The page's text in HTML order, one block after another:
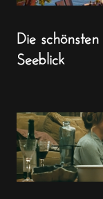
Die
Seeblick